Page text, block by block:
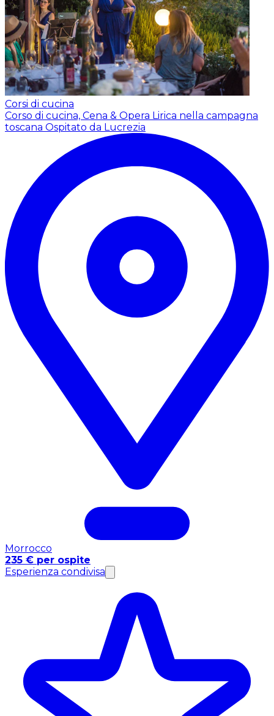
Corsi di cucina
Corso di cucina, Cena & Opera Lirica nella campagna
toscana Ospitato da Lucrezia
Morrocco
235 € per ospite
Esperienza condivisa